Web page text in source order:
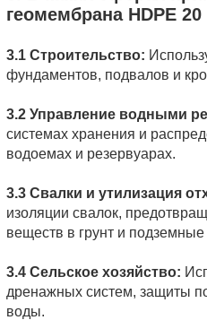
геомембрана HDPE
3.1 Строительство:
фундаментов, подвалов и
3.2 Управление водными
системах хранения и
водоемах и резервуарах.
3.3 Свалки и утилизация
изоляции свалок,
веществ в грунт и
3.4 Сельское хозяйство:
дренажных систем, защиты
воды.